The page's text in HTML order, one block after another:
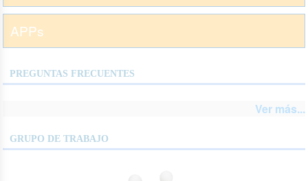
APPs
PREGUNTAS FRECUENTES
Ver más...
GRUPO DE TRABAJO